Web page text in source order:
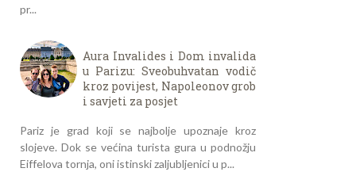
pr...
Aura Invalides i Dom invalida
u Parizu: Sveobuhvatan vodič
kroz povijest, Napoleonov grob
i savjeti za posjet
Pariz je grad koji se najbolje upoznaje kroz
slojeve. Dok se većina turista gura u podnožju
Eiffelova tornja, oni istinski zaljubljenici u p...